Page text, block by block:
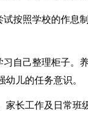
试按照学校的作息
习自己整理柜子。
幼儿的任务意识。
家长工作及日常班